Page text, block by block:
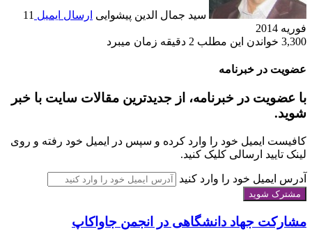
سید جمال الدین پیشوایی ارسال ایمیل 11
فوریه 2014
3,300 خواندن این مطلب 2 دقیقه زمان می‎برد
عضویت در خبرنامه
با عضویت در خبرنامه، از جدیدترین مقالات سایت با خبر
شوید.
کافیست ایمیل خود را وارد کرده و سپس در ایمیل خود رفته و روی
لینک تایید ارسالی کلیک کنید.
آدرس ایمیل خود را وارد کنید
مشارکت جهاد دانشگاهی در انجمن جاواکاپ